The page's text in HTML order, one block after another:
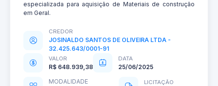
especializada para aquisição de Materiais de construção
em Geral.
CREDOR
JOSINALDO SANTOS DE OLIVEIRA LTDA -
32.425.643/0001-91
VALOR
R$ 648.939,38
DATA
25/06/2025
MODALIDADE LICITAÇÃO